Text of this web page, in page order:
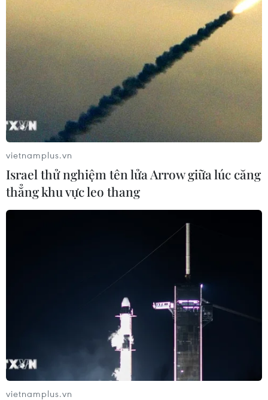
vietnamplus.vn
Israel thử nghiệm tên lửa Arrow giữa lúc căng
thẳng khu vực leo thang
vietnamplus.vn